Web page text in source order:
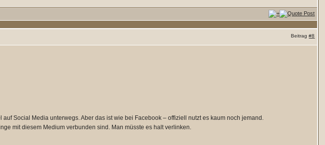
Beitrag#8
Social Media unterwegs. Aber das ist wie bei Facebook – offiziell nutzt es kaum noch jemand.
mit diesem Medium verbunden sind. Man müsste es halt verlinken.